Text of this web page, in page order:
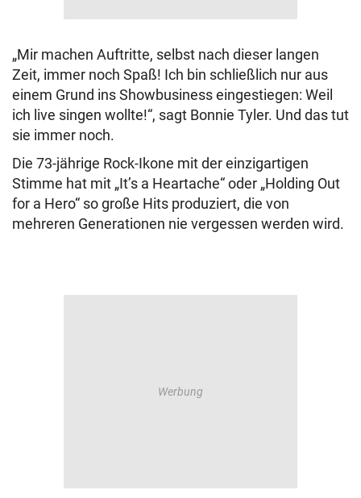
„Mir machen Auftritte, selbst nach dieser langen
Zeit, immer noch Spaß! Ich bin schließlich nur aus
einem Grund ins Showbusiness eingestiegen: Weil
ich live singen wollte!“, sagt Bonnie Tyler. Und das tut
sie immer noch.
Die 73-jährige Rock-Ikone mit der einzigartigen
Stimme hat mit „It’s a Heartache“ oder „Holding Out
for a Hero“ so große Hits produziert, die von
mehreren Generationen nie vergessen werden wird.